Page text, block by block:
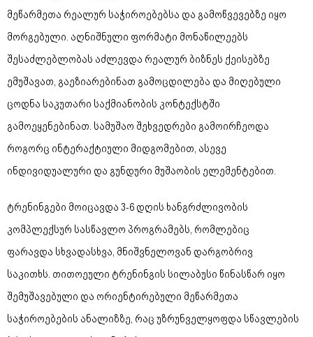
მეწარმეთა რეალურ საჭიროებებსა და გამოწვევებზე იყო
მორგებული. აღნიშნული ფორმატი მონაწილეებს
შესაძლებლობას აძლევდა რეალურ ბიზნეს ქეისებზე
ემუშავათ, გაეზიარებინათ გამოცდილება და მიღებული
ცოდნა საკუთარი საქმიანობის კონტექსტში
გამოეყენებინათ. სამუშაო შეხვედრები გამოირჩეოდა
როგორც ინტერაქტიული მიდგომებით, ასევე
ინდივიდუალური და გუნდური მუშაობის ელემენტებით.
ტრენინგები მოიცავდა 3-6 დღის ხანგრძლივობის
კომპლექსურ სასწავლო პროგრამებს, რომლებიც
ფარავდა სხვადასხვა, მნიშვნელოვან დარგობრივ
საკითხს. თითოეული ტრენინგის სილაბუსი წინასწარ იყო
შემუშავებული და ორიენტირებული მეწარმეთა
საჭიროებების ანალიზზე, რაც უზრუნველყოფდა სწავლების